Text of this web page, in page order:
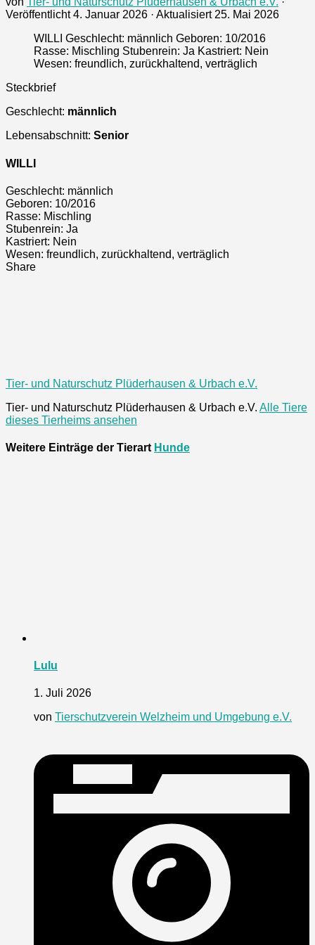
Veröffentlicht4. Januar 2026 · Aktualisiert25. Mai 2026
WILLI Geschlecht: männlich Geboren: 10/2016
Rasse: Mischling Stubenrein: Ja Kastriert: Nein
Wesen: freundlich, zurückhaltend, verträglich
Steckbrief
Geschlecht: männlich
Lebensabschnitt: Senior
WILLI
Geschlecht: männlich
Geboren: 10/2016
Rasse: Mischling
Stubenrein: Ja
Kastriert: Nein
Wesen: freundlich, zurückhaltend, verträglich
Share
Tier- und Naturschutz Plüderhausen & Urbach e.V.
Tier- und Naturschutz Plüderhausen & Urbach e.V. Alle Tiere
dieses Tierheims ansehen
Weitere Einträge der Tierart Hunde
Lulu
1. Juli 2026
von Tierschutzverein Welzheim und Umgebung e.V.